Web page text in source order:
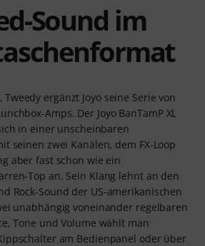
Sound im
Tweedy ergänzt Joyo seine Serie von
Amps. Der Joyo BanTamP XL
in einer unscheinbaren
seinen zwei Kanälen, dem FX-Loop
aber fast schon wie ein
Top an. Sein Klang lehnt an den
Rock-Sound der US-amerikanischen
unabhängig voneinander regelbaren
Tone und Volume wählt man
am Bedienpanel oder über